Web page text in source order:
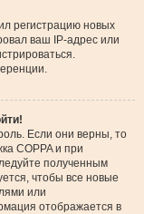
регистрацию новых
ваш IP-адрес или
Если они верны, то
COPPA и при
полученным
чтобы все новые
или
отображается в